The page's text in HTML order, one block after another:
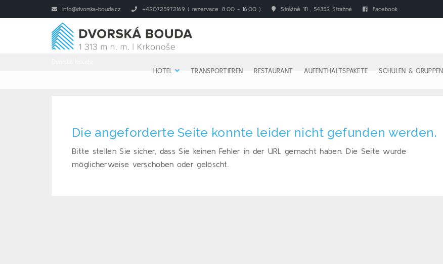
info@dvorska-bouda.cz +420725972169 ( rezervace: 8:00 - 16:00 ) Strážné 111 , 54352 Strážné Facebook
HOTEL TRANSPORTIEREN RESTAURANT AUFENTHALTSPAKETE SCHULEN & GRUPPEN
Die angeforderte Seite konnte leider nicht gefunden werden.
Bitte stellen Sie sicher, dass Sie keinen Fehler in der URL gemacht haben. Die Seite wurde
möglicherweise verschoben oder gelöscht.